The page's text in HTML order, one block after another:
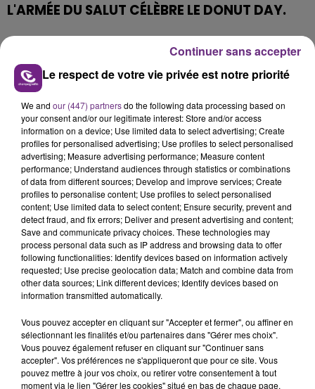
L'ARMÉE DU SALUT CÉLÈBRE LE DONUT DAY.
célèbre ce vendredi 5 juin, le Donut
Day.
Une journée qui a pour vocation de promouvoir les
missions de l'association.
TITRES DIFFUSÉS
20h51
20h51 20h47
20h47
Le respect de votre vie privée est notre priorité
We and our (447) partnersdo the following data processing based on
your consent and/or our legitimate interest: Store and/or access
information on a device; Use limited data to select advertising; Create
profiles for personalised advertising; Use profiles to select personalised
advertising; Measure advertising performance; Measure content
performance; Understand audiences through statistics or combinations
of data from different sources; Develop and improve services; Create
profiles to personalise content; Use profiles to select personalised
content; Use limited data to select content; Ensure security, prevent and
detect fraud, and fix errors; Deliver and present advertising and content;
Save and communicate privacy choices. These technologies may
process personal data such as IP address and browsing data to offer
following functionalities: Identify devices based on information actively
requested; Use precise geolocation data; Match and combine data from
other data sources; Link different devices; Identify devices based on
information transmitted automatically.
Vous pouvez accepter en cliquant sur "Accepter et fermer", ou affiner en
sélectionnant les finalités et/ou partenaires dans "Gérer mes choix".
Vous pouvez également refuser en cliquant sur "Continuer sans
accepter". Vos préférences ne s'appliqueront que pour ce site. Vous
pouvez mettre à jour vos choix, ou retirer votre consentement à tout
moment via le lien "Gérer les cookies" situé en bas de chaque page.
Continuer sans accepter